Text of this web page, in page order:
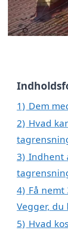
1) Dem
2) Hvad
3) Indhent
4) Få
Vegger,
5) Hvad